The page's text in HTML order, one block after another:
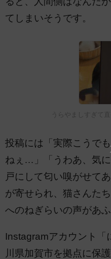
てしまいそうです。
うらやましすぎて
投稿には「実際こうで
ねぇ…」「うわあ、気
戸にして匂い嗅がせて
が寄せられ、猫さんた
へのねぎらいの声があふ
Instagramアカウント「
川県加賀市を拠点に保